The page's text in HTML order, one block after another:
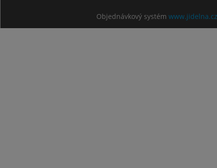
Objednávkový systém www.jidelna.cz